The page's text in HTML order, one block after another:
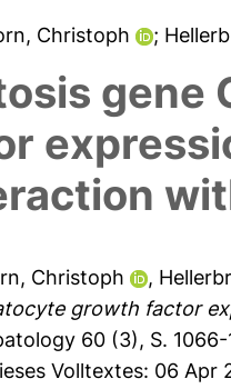
Christoph ;
gene
Christoph ,
growth factor
60 (3), S. 1066-
Volltextes: 06 Apr